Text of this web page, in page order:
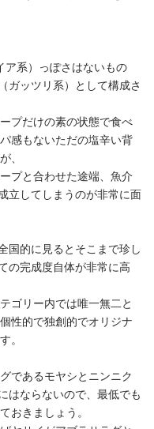
ア系）っぽさはないもの
ガッツリ系）として構成さ
プだけの素の状態で食べ
感もないただの塩辛い背
、
プと合わせた途端、魚介
立してしまうのが非常に面
国的に見るとそこまで珍し
の完成度自体が非常に高
ゴリー内では唯一無二と
性的で独創的でオリジナ
。
であるモヤシとニンニク
はならないので、最低でも
おきましょう。